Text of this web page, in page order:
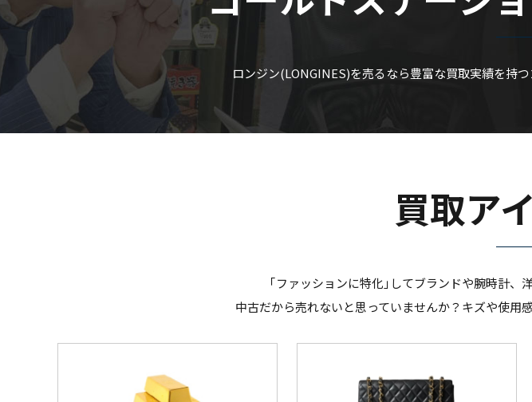
ロンジン(LONGINES)を売るなら豊富な買取実績を持
買取ア
｢ファッションに特化｣してブランドや腕時計、
中古だから売れないと思っていませんか？キズや使用